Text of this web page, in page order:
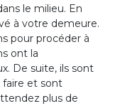
le milieu. En
à votre demeure.
pour procéder à
ont la
De suite, ils sont
faire et sont
plus de